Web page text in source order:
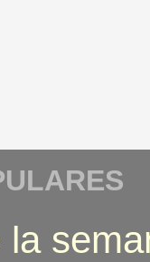
la